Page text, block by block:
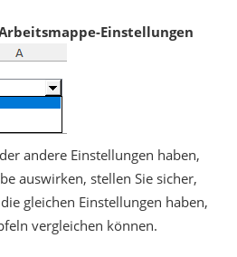
Einstellungen
andere Einstellungen haben,
auswirken, stellen Sie sicher,
gleichen Einstellungen haben,
vergleichen können.